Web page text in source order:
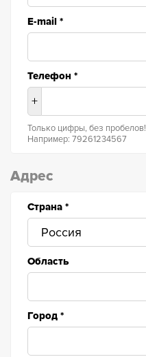
E-mail *
Телефон *
+
Только цифры, без пробелов!
Например: 79261234567
Адрес
Страна *
Область
Город *